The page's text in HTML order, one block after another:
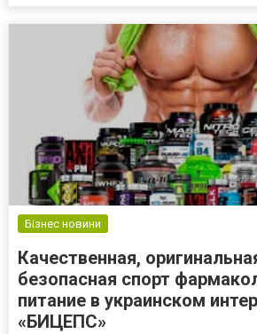
Бізнес новини
Качественная,
безопасная спорт
питание в украинском
«БИЦЕПС»